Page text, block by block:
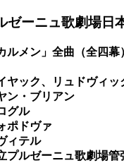
ゼーニュ歌劇場日
メン」全曲（全四幕
ヤック、リュドヴィッ
ン・ブリアン
グル
ポドヴァ
ィテル
プルゼーニュ歌劇場管